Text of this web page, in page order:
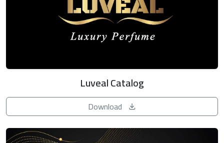
Luveal Catalog
Download